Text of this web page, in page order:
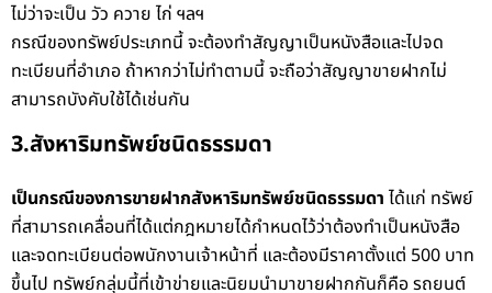
ไม่ว่าจะเป็น วัว ควาย ไก่ ฯลฯ
กรณีของทรัพย์ประเภทนี้ จะต้องทำสัญญาเป็นหนังสือและไปจด
ทะเบียนที่อำเภอ ถ้าหากว่าไม่ทำตามนี้ จะถือว่าสัญญาขายฝากไม่
สามารถบังคับใช้ได้เช่นกัน
3.สังหาริมทรัพย์ชนิดธรรมดา
เป็นกรณีของการขายฝากสังหาริมทรัพย์ชนิดธรรมดา ได้แก่ ทรัพย์
ที่สามารถเคลื่อนที่ได้แต่กฎหมายได้กำหนดไว้ว่าต้องทำเป็นหนังสือ
และจดทะเบียนต่อพนักงานเจ้าหน้าที่ และต้องมีราคาตั้งแต่ 500 บาท
ขึ้นไป ทรัพย์กลุ่มนี้ที่เข้าข่ายและนิยมนำมาขายฝากกันก็คือ รถยนต์